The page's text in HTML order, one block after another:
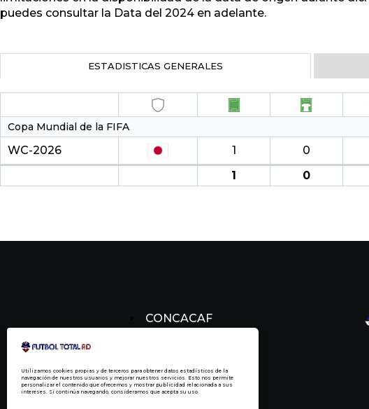
Utilizamos cookies propias y de terceros para obtener datos estadísticos de la
navegación de nuestros usuarios y mejorar nuestros servicios. Esto nos permite
personalizar el contenido que ofrecemos y mostrar publicidad relacionada a sus
intereses. Si continúa navegando, consideramos que acepta su uso.
puedes consultar la Data del 2024 en adelante.
ESTADISTICAS GENERALES
Copa Mundial de la FIFA
WC-2026 1 0
1
0
CONCACAF